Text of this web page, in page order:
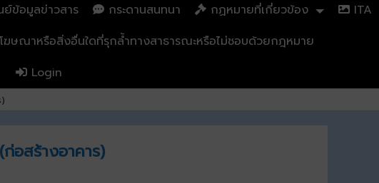
ย์ข้อมูลข่าวสาร กระดานสนทนา กฏหมายที่เกี่ยวข้อง
ITA
ฆษณาหรือสิ่งอื่นใดที่รุกล้ำทางสาธารณะหรือไม่ชอบด้วยกฎหมาย
Login
อสร้างอาคาร)